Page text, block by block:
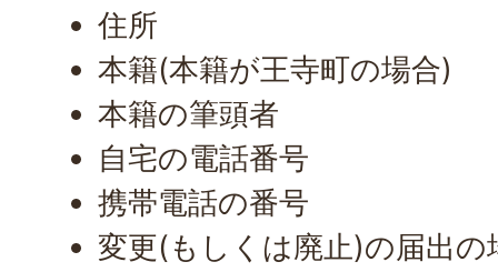
住所
本籍(本籍が王寺町の場合)
本籍の筆頭者
自宅の電話番号
携帯電話の番号
変更(もしくは廃止)の届出